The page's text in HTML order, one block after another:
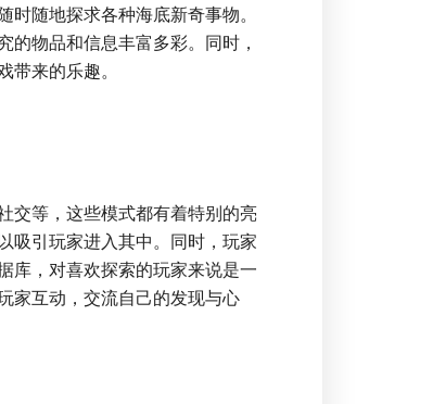
随地探求各种海底新奇事物。
物品和信息丰富多彩。同时，
来的乐趣。
交等，这些模式都有着特别的亮
吸引玩家进入其中。同时，玩家
库，对喜欢探索的玩家来说是一
家互动，交流自己的发现与心